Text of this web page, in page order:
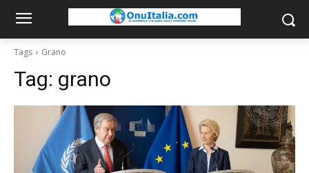
Tags Grano
Tag: grano